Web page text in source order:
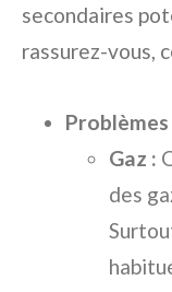
secondaires
rassurez-vous,
Gaz :
des